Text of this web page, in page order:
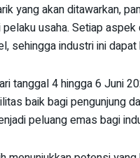
yang akan ditawarkan,
usaha. Setiap aspek
sehingga industri ini
tanggal 4 hingga 6 Juni
baik bagi pengunjung
peluang emas bagi